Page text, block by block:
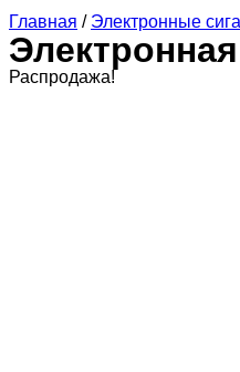
Главная / Электронные
Распродажа!